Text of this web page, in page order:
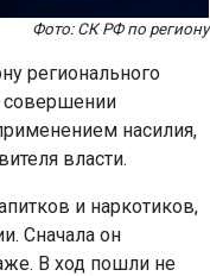
Фото: СК РФ по региону
регионального
совершении
насилия,
власти.
и наркотиков,
Сначала он
В ход пошли не